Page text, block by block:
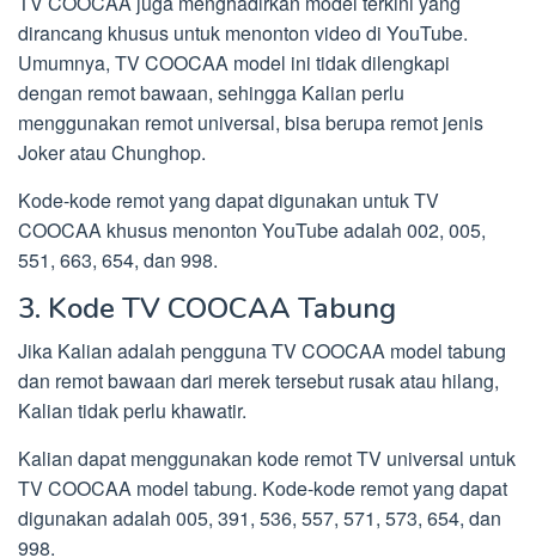
dirancang khusus untuk menonton video di YouTube.
Umumnya, TV COOCAA model ini tidak dilengkapi
dengan remot bawaan, sehingga Kalian perlu
menggunakan remot universal, bisa berupa remot jenis
Joker atau Chunghop.
Kode-kode remot yang dapat digunakan untuk TV
COOCAA khusus menonton YouTube adalah 002, 005,
551, 663, 654, dan 998.
3. Kode TV COOCAA Tabung
Jika Kalian adalah pengguna TV COOCAA model tabung
dan remot bawaan dari merek tersebut rusak atau hilang,
Kalian tidak perlu khawatir.
Kalian dapat menggunakan kode remot TV universal untuk
TV COOCAA model tabung. Kode-kode remot yang dapat
digunakan adalah 005, 391, 536, 557, 571, 573, 654, dan
998.